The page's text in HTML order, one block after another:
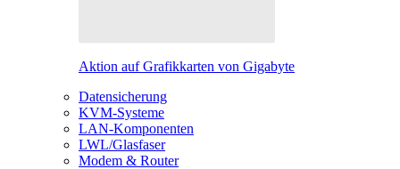
Aktion auf Grafikkarten von Gigabyte
Datensicherung
KVM-Systeme
LAN-Komponenten
LWL/Glasfaser
Modem & Router